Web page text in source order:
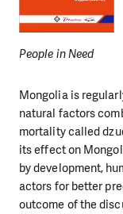
People in Need
Mongolia is
natural factors
mortality called
its effect on
by development,
actors for better
outcome of the